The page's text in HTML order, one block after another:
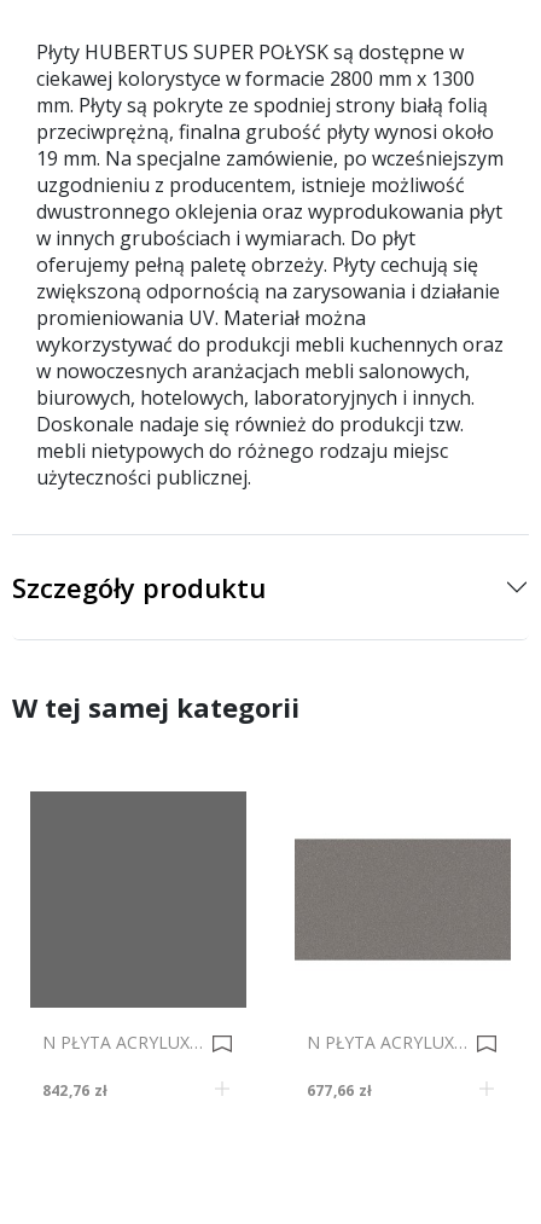
Płyty HUBERTUS SUPER POŁYSK są dostępne w
ciekawej kolorystyce w formacie 2800 mm x 1300
mm. Płyty są pokryte ze spodniej strony białą folią
przeciwprężną, finalna grubość płyty wynosi około
19 mm. Na specjalne zamówienie, po wcześniejszym
uzgodnieniu z producentem, istnieje możliwość
dwustronnego oklejenia oraz wyprodukowania płyt
w innych grubościach i wymiarach. Do płyt
oferujemy pełną paletę obrzeży. Płyty cechują się
zwiększoną odpornością na zarysowania i działanie
promieniowania UV. Materiał można
wykorzystywać do produkcji mebli kuchennych oraz
w nowoczesnych aranżacjach mebli salonowych,
biurowych, hotelowych, laboratoryjnych i innych.
Doskonale nadaje się również do produkcji tzw.
mebli nietypowych do różnego rodzaju miejsc
użyteczności publicznej.
Szczegóły produktu
W tej samej kategorii
N PŁYTA ACRYLUX BASIC A504 SZARY DS 2800x1300mm Gr.18mm 0035472
842,76 zł
N PŁYTA ACRYLUX POŁYSK 8855/85387 ANTRACYT LPK 2800x1300mm Gr.18mm 0035510
677,66 zł